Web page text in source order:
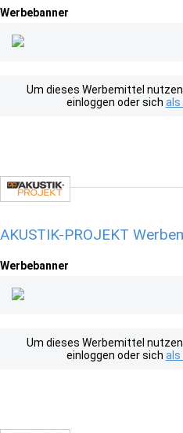
Werbebanner
Um dieses Werbemittel
einloggen oder sich als
AKUSTIK-PROJEKT
Werbebanner
Um dieses Werbemittel
einloggen oder sich als